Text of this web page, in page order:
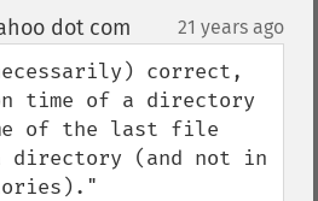
dot com 21 years ago
correct,
time of a directory
of the last file
directory (and not in